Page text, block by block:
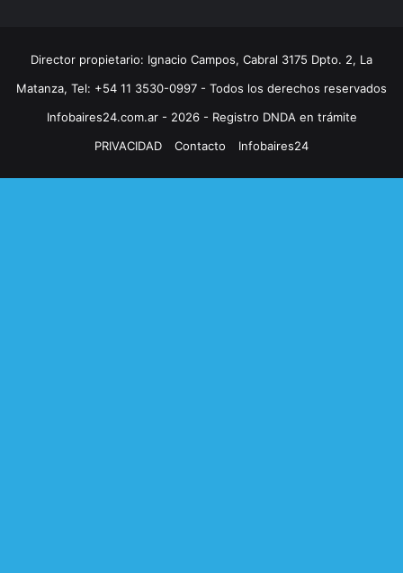
Director propietario: Ignacio Campos, Cabral 3175 Dpto. 2, La
Matanza, Tel: +54 11 3530-0997 - Todos los derechos reservados
Infobaires24.com.ar - 2026 - Registro DNDA en trámite
PRIVACIDAD
Contacto Infobaires24